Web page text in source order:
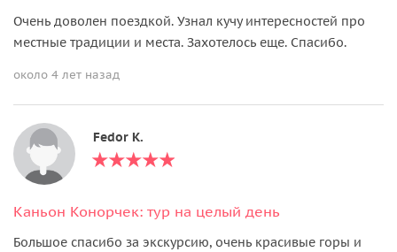
Очень доволен поездкой. Узнал кучу интересностей про
местные традиции и места. Захотелось еще. Спасибо.
около 4 лет назад
Fedor K.
Каньон Конорчек: тур на целый день
Большое спасибо за экскурсию, очень красивые горы и